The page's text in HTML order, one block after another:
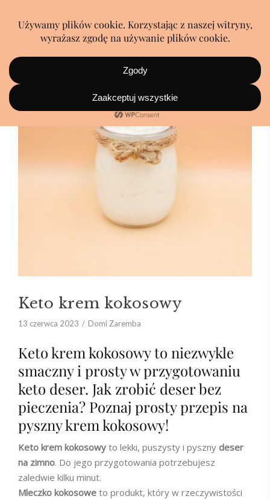
Keto krem kokosowy
13 czerwca 2023 Domi Zaremba
Keto krem kokosowy to niezwykle
smaczny i prosty w przygotowaniu
keto deser. Jak zrobić deser bez
pieczenia? Poznaj prosty przepis na
pyszny krem kokosowy!
Keto krem kokosowy to lekki, puszysty i pyszny deser
na zimno. Do jego przygotowania potrzebujesz
zaledwie kilku minut.
Mleczko kokosowe to produkt, który w rzeczywistości